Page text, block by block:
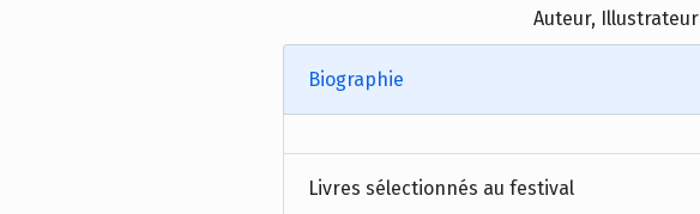
Auteur, Illustrateur
Biographie
Livres sélectionnés au festival